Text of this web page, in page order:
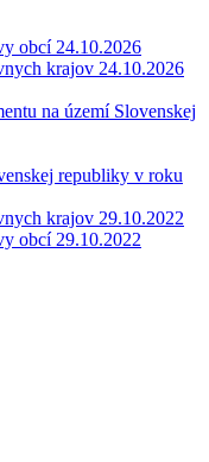
obcí 24.10.2026
krajov 24.10.2026
na území Slovenskej
republiky v roku
krajov 29.10.2022
obcí 29.10.2022